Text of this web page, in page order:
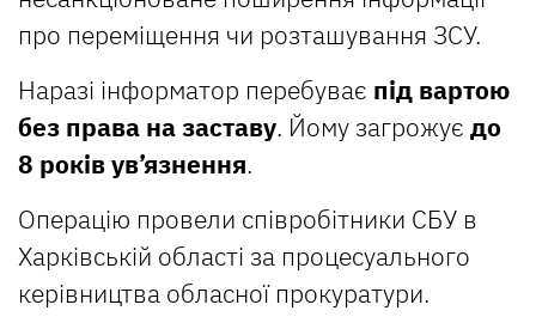
про переміщення чи розташування ЗСУ.
Наразі інформатор перебуває під вартою
без права на заставу. Йому загрожує до
8 років ув’язнення.
Операцію провели співробітники СБУ в
Харківській області за процесуального
керівництва обласної прокуратури.